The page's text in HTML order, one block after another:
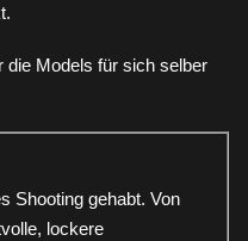
die Models für sich selber
Shooting gehabt. Von
lockere